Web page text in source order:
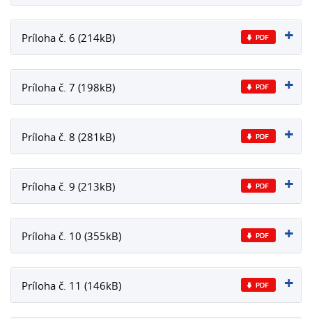
Príloha č. 6 (214kB)
Príloha č. 7 (198kB)
Príloha č. 8 (281kB)
Príloha č. 9 (213kB)
Príloha č. 10 (355kB)
Príloha č. 11 (146kB)